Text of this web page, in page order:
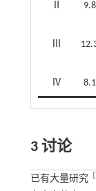
Ⅱ 9.8
Ⅲ
Ⅳ 8.1
3讨论
已有大量研究 ［